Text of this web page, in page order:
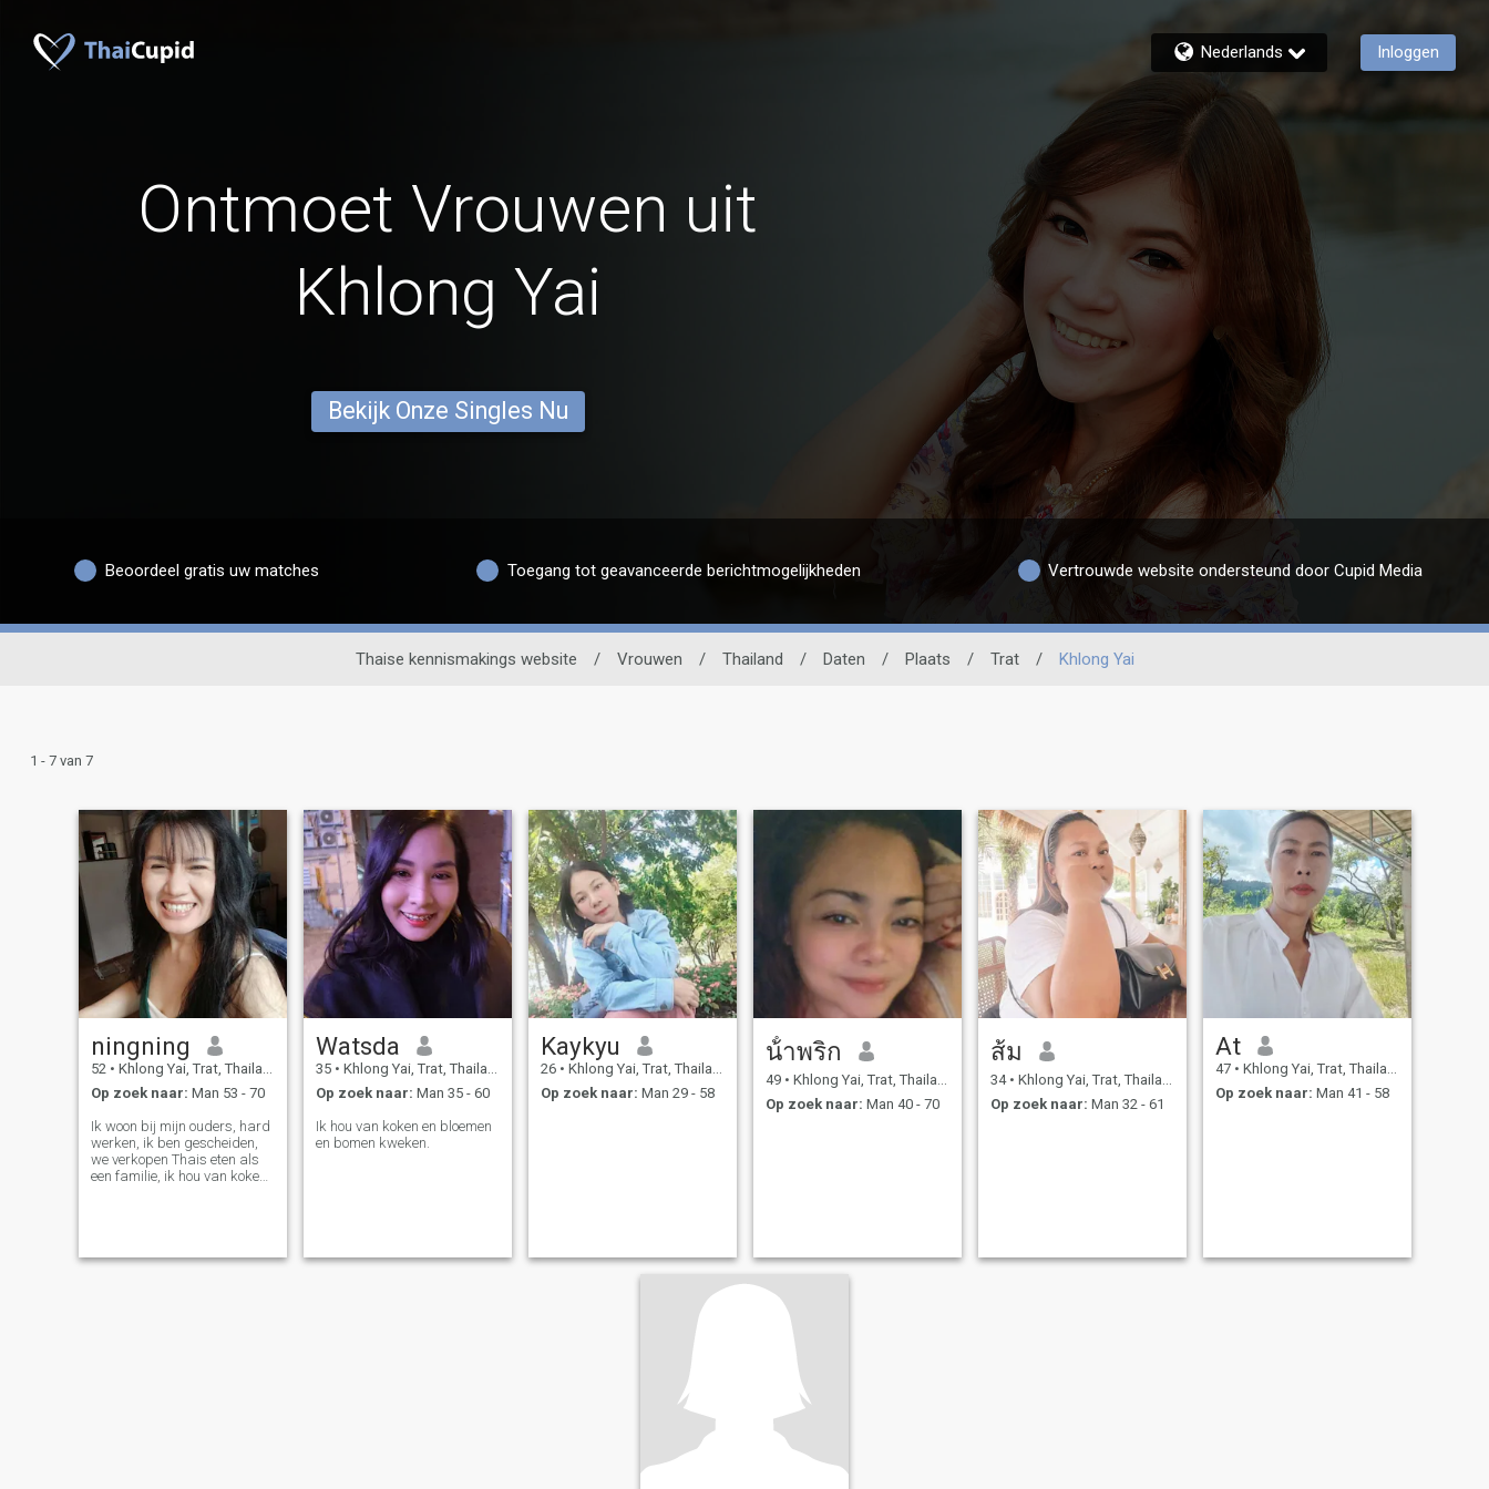
Nederlands Inloggen
Ontmoet Vrouwen uit
Khlong Yai
Bekijk Onze Singles Nu
Beoordeel gratis uw matches Toegang tot geavanceerde berichtmogelijkheden Vertrouwde website ondersteund door Cupid Media
Thaise kennismakings website / Vrouwen / Thailand / Daten / Plaats / Trat / Khlong Yai
1 - 7 van 7
ningning
52 • Khlong Yai, Trat, Thailand
Op zoek naar: Man 53 - 70
Ik woon bij mijn ouders, hard
werken, ik ben gescheiden,
we verkopen Thais eten als
een familie, ik hou van koken.
Watsda
35 • Khlong Yai, Trat, Thailand
Op zoek naar: Man 35 - 60
Ik hou van koken en bloemen
en bomen kweken.
Kaykyu
26 • Khlong Yai, Trat, Thailand
Op zoek naar: Man 29 - 58
น้ําพริก
49 • Khlong Yai, Trat, Thailand
Op zoek naar: Man 40 - 70
ส้ม
34 • Khlong Yai, Trat, Thailand
Op zoek naar: Man 32 - 61
At
47 • Khlong Yai, Trat, Thailand
Op zoek naar: Man 41 - 58